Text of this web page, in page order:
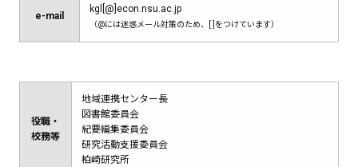
e-mail
kgl[@]econ.nsu.ac.jp
（@には迷惑メール対策のため、[ ]をつけています）
役職・
校務等
地域連携センター長
図書館委員会
紀要編集委員会
研究活動支援委員会
柏崎研究所